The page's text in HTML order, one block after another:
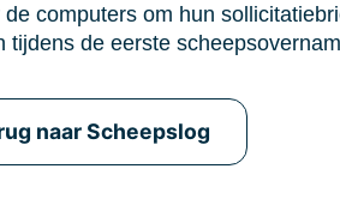
computers om hun
de eerste
naar Scheepslog